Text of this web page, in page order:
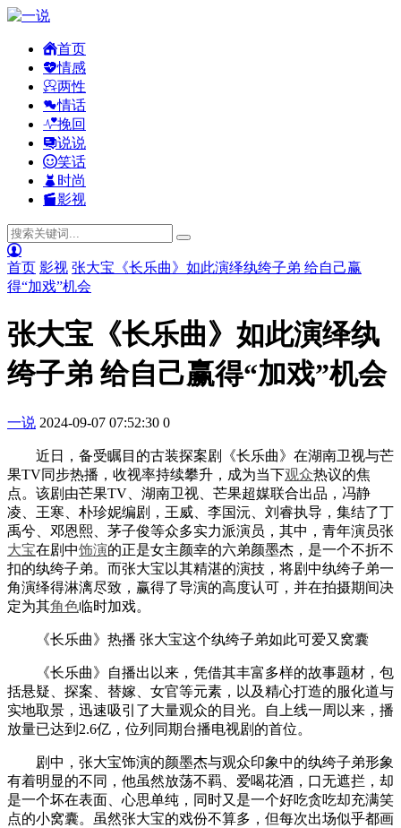
首页
情感
两性
情话
挽回
说说
笑话
时尚
影视
首页 影视 张大宝《长乐曲》如此演绎纨绔子弟 给自己赢
得“加戏”机会
张大宝《长乐曲》如此演绎纨
绔子弟 给自己赢得“加戏”机会
一说 2024-09-07 07:52:30 0
近日，备受瞩目的古装探案剧《长乐曲》在湖南卫视与芒
果TV同步热播，收视率持续攀升，成为当下观众热议的焦
点。该剧由芒果TV、湖南卫视、芒果超媒联合出品，冯静
凌、王寒、朴珍妮编剧，王威、李国沅、刘睿执导，集结了丁
禹兮、邓恩熙、茅子俊等众多实力派演员，其中，青年演员张
大宝在剧中饰演的正是女主颜幸的六弟颜墨杰，是一个不折不
扣的纨绔子弟。而张大宝以其精湛的演技，将剧中纨绔子弟一
角演绎得淋漓尽致，赢得了导演的高度认可，并在拍摄期间决
定为其角色临时加戏。
《长乐曲》热播 张大宝这个纨绔子弟如此可爱又窝囊
《长乐曲》自播出以来，凭借其丰富多样的故事题材，包
括悬疑、探案、替嫁、女官等元素，以及精心打造的服化道与
实地取景，迅速吸引了大量观众的目光。自上线一周以来，播
放量已达到2.6亿，位列同期台播电视剧的首位。
剧中，张大宝饰演的颜墨杰与观众印象中的纨绔子弟形象
有着明显的不同，他虽然放荡不羁、爱喝花酒，口无遮拦，却
是一个坏在表面、心思单纯，同时又是一个好吃贪吃却充满笑
点的小窝囊。虽然张大宝的戏份不算多，但每次出场似乎都画